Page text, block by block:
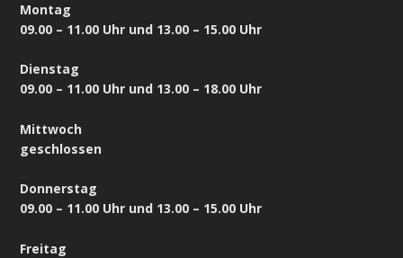
Montag
09.00 – 11.00 Uhr und 13.00 – 15.00 Uhr
Dienstag
09.00 – 11.00 Uhr und 13.00 – 18.00 Uhr
Mittwoch
geschlossen
Donnerstag
09.00 – 11.00 Uhr und 13.00 – 15.00 Uhr
Freitag